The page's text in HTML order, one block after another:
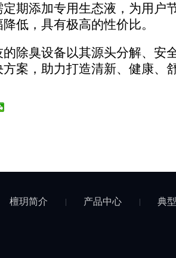
定期添加专用生态液，为用户
低，具有极高的性价比。
的除臭设备以其源头分解、安
案，助力打造清新、健康、
檀玥简介 产品中心 典